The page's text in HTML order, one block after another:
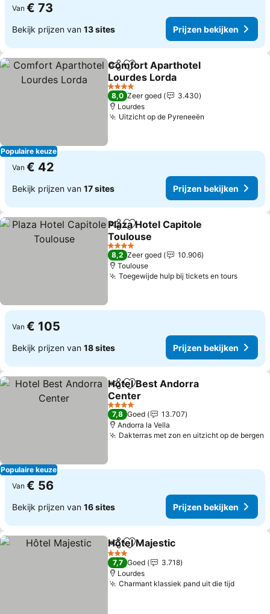
Van € 73
Bekijk prijzen van 13 sites Prijzen bekijken
Populaire keuze
DelenToevoegen aan favorieten
Comfort Aparthotel
Lourdes Lorda
4 Sterren
8,0 Zeer goed
3.430
Lourdes
Uitzicht op de Pyreneeën
Van € 42
Bekijk prijzen van 17 sites Prijzen bekijken
DelenToevoegen aan favorieten
Plaza Hotel Capitole
Toulouse
4 Sterren
8,2 Zeer goed
10.906
Toulouse
Toegewijde hulp bij tickets en tours
Van € 105
Bekijk prijzen van 18 sites Prijzen bekijken
Populaire keuze
DelenToevoegen aan favorieten
Hotel Best Andorra
Center
4 Sterren
7,8 Goed
13.707
Andorra la Vella
Dakterras met zon en uitzicht op de bergen
Van € 56
Bekijk prijzen van 16 sites Prijzen bekijken
DelenToevoegen aan favorieten
Hôtel Majestic
3 Sterren
7,7 Goed
3.718
Lourdes
Charmant klassiek pand uit die tijd